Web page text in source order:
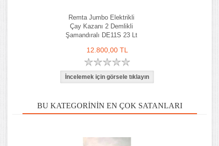
Remta Jumbo Elektrikli
Çay Kazanı 2 Demlikli
Şamandıralı DE11S 23 Lt
12.800,00 TL
BU KATEGORININ EN ÇOK SATANLARI